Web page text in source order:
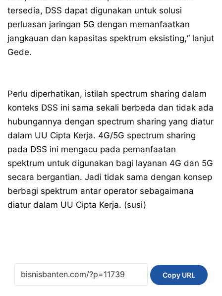
tersedia, DSS dapat digunakan untuk solusi
perluasan jaringan 5G dengan memanfaatkan
jangkauan dan kapasitas spektrum eksisting,“ lanjut
Gede.
Perlu diperhatikan, istilah spectrum sharing dalam
konteks DSS ini sama sekali berbeda dan tidak ada
hubungannya dengan spectrum sharing yang diatur
dalam UU Cipta Kerja. 4G/5G spectrum sharing
pada DSS ini mengacu pada pemanfaatan
spektrum untuk digunakan bagi layanan 4G dan 5G
secara bergantian. Jadi tidak sama dengan konsep
berbagi spektrum antar operator sebagaimana
diatur dalam UU Cipta Kerja. (susi)
Copy URL